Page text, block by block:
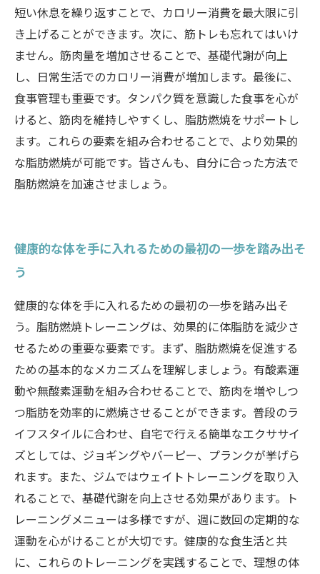
短い休息を繰り返すことで、カロリー消費を最大限に引
き上げることができます。次に、筋トレも忘れてはいけ
ません。筋肉量を増加させることで、基礎代謝が向上
し、日常生活でのカロリー消費が増加します。最後に、
食事管理も重要です。タンパク質を意識した食事を心が
けると、筋肉を維持しやすくし、脂肪燃焼をサポートし
ます。これらの要素を組み合わせることで、より効果的
な脂肪燃焼が可能です。皆さんも、自分に合った方法で
脂肪燃焼を加速させましょう。
健康的な体を手に入れるための最初の一歩を踏み出そ
う
健康的な体を手に入れるための最初の一歩を踏み出そ
う。脂肪燃焼トレーニングは、効果的に体脂肪を減少さ
せるための重要な要素です。まず、脂肪燃焼を促進する
ための基本的なメカニズムを理解しましょう。有酸素運
動や無酸素運動を組み合わせることで、筋肉を増やしつ
つ脂肪を効率的に燃焼させることができます。普段のラ
イフスタイルに合わせ、自宅で行える簡単なエクササイ
ズとしては、ジョギングやバーピー、プランクが挙げら
れます。また、ジムではウェイトトレーニングを取り入
れることで、基礎代謝を向上させる効果があります。ト
レーニングメニューは多様ですが、週に数回の定期的な
運動を心がけることが大切です。健康的な食生活と共
に、これらのトレーニングを実践することで、理想の体